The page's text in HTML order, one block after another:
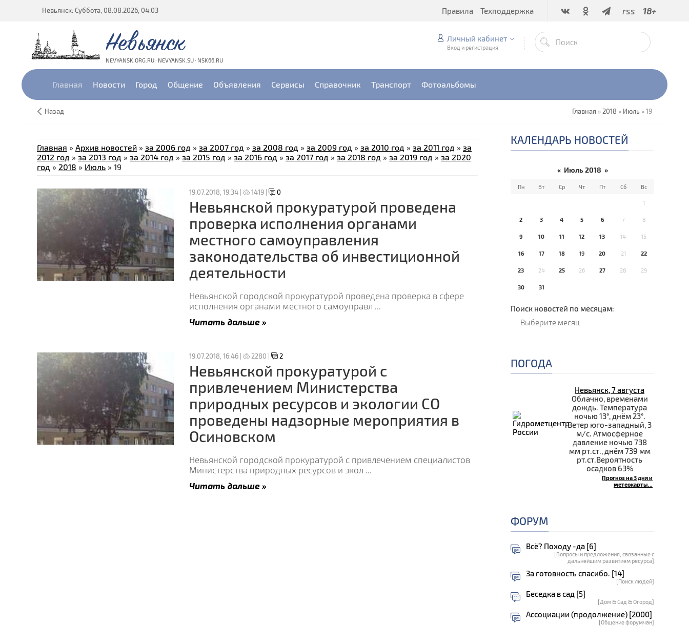
Невьянск: Суббота, 08.08.2026, 04:03 rss 18+
Правила Техподдержка
Невьянск
NEVYANSK.ORG.RU · NEVYANSK.SU · NSK66.RU
Личный кабинет
Вход и регистрация
Главная Новости Город Общение Объявления Сервисы Справочник Транспорт Фотоальбомы
Назад Главная » 2018 » Июль »19
Главная » Архив новостей » за 2006 год » за 2007 год » за 2008 год » за 2009 год » за 2010 год » за 2011 год » за
2012 год » за 2013 год » за 2014 год » за 2015 год » за 2016 год » за 2017 год » за 2018 год » за 2019 год » за 2020
год » 2018 » Июль » 19
19.07.2018, 19:34 | 1419 | 0
Невьянской прокуратурой проведена
проверка исполнения органами
местного самоуправления
законодательства об инвестиционной
деятельности
Невьянской городской прокуратурой проведена проверка в сфере
исполнения органами местного самоуправл ...
Читать дальше »
19.07.2018, 16:46 | 2280 | 2
Невьянской прокуратурой с
привлечением Министерства
природных ресурсов и экологии СО
проведены надзорные мероприятия в
Осиновском
Невьянской городской прокуратурой с привлечением специалистов
Министерства природных ресурсов и экол ...
Читать дальше »
КАЛЕНДАРЬ НОВОСТЕЙ
« Июль 2018 »
Пн Вт Ср Чт Пт Сб Вс
1
2 3 4 5 6 7 8
9 10 11 12 13 14 15
16 17 18 19 20 21 22
23 24 25 26 27 28 29
30 31
Поиск новостей по месяцам:
ПОГОДА
Невьянск, 7 августа
Облачно, временами
дождь. Температура
ночью 13°, днём 23°.
Ветер юго-западный, 3
м/с. Атмосферное
давление ночью 738
мм рт.ст., днём 739 мм
рт.ст.Вероятность
осадков 63%
Прогноз на 3 дня и
метеокарты...
ФОРУМ
Всё? Походу -да [6]
[Вопросы и предложения, связанные с
дальнейшим развитием ресурса]
За готовность спасибо. [14]
[Поиск людей]
Беседка в сад [5]
[Дом & Сад & Огород]
Ассоциации (продолжение) [2000]
[Общение форумчан]